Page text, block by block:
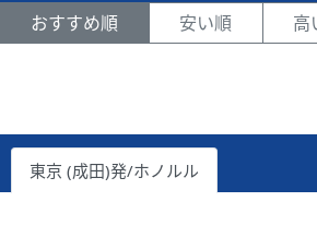
おすすめ順 安い順 高
東京 (成田)発/ホノルル